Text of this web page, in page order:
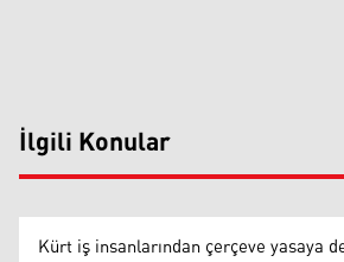
İlgili Konular
Kürt iş insanlarından çerçeve yasaya